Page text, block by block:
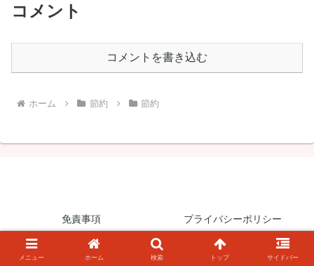
コメント
コメントを書き込む
ホーム 節約 節約
免責事項
プライバシーポリシー
お問い合わせフォーム
メニュー ホーム 検索 トップ サイドバー